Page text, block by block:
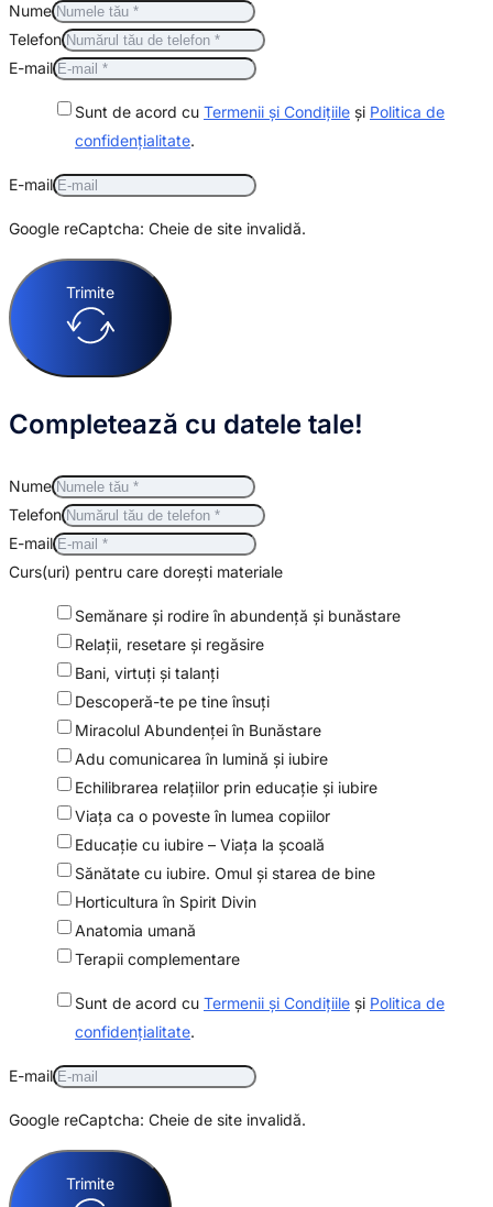
Nume
Telefon
E-mail
Sunt de acord cu Termenii și Condițiile și Politica de
confidențialitate.
E-mail
Google reCaptcha: Cheie de site invalidă.
Trimite
Completează cu datele tale!
Nume
Telefon
E-mail
Curs(uri) pentru care dorești materiale
Semănare şi rodire în abundenţă şi bunăstare
Relaţii, resetare şi regăsire
Bani, virtuți și talanți
Descoperă-te pe tine însuţi
Miracolul Abundenței în Bunăstare
Adu comunicarea în lumină şi iubire
Echilibrarea relaţiilor prin educaţie şi iubire
Viaţa ca o poveste în lumea copiilor
Educaţie cu iubire – Viaţa la şcoală
Sănătate cu iubire. Omul şi starea de bine
Horticultura în Spirit Divin
Anatomia umană
Terapii complementare
Sunt de acord cu Termenii și Condițiile și Politica de
confidențialitate.
E-mail
Google reCaptcha: Cheie de site invalidă.
Trimite